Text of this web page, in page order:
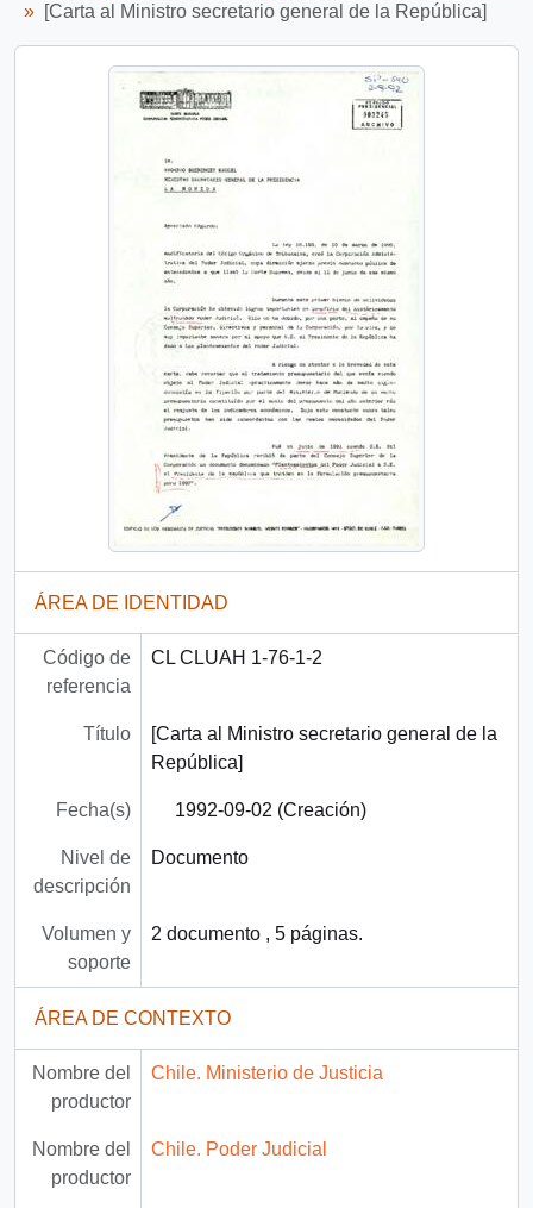
[Carta al Ministro secretario general de la República]
ÁREA DE IDENTIDAD
Código de
referencia
CL CLUAH 1-76-1-2
Título
[Carta al Ministro secretario general de la
República]
Fecha(s) 1992-09-02 (Creación)
Nivel de
descripción
Documento
Volumen y
soporte
2 documento , 5 páginas.
ÁREA DE CONTEXTO
Nombre del
productor
Chile. Ministerio de Justicia
Nombre del
productor
Chile. Poder Judicial